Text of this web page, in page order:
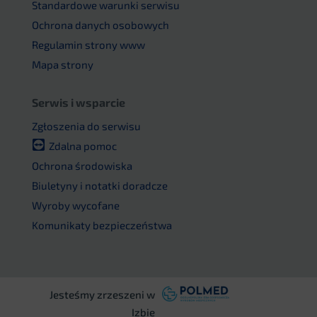
Standardowe warunki serwisu
Ochrona danych osobowych
Regulamin strony www
Mapa strony
Serwis i wsparcie
Zgłoszenia do serwisu
Zdalna pomoc
Ochrona środowiska
Biuletyny i notatki doradcze
Wyroby wycofane
Komunikaty bezpieczeństwa
Jesteśmy zrzeszeni w
Izbie